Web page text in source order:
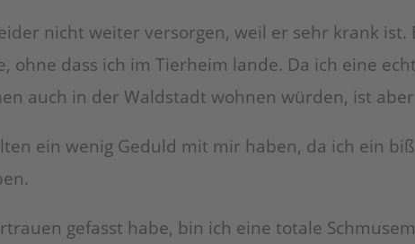
nicht weiter versorgen, weil er sehr krank ist.
ohne dass ich im Tierheim lande. Da ich eine
auch in der Waldstadt wohnen würden, ist
ein wenig Geduld mit mir haben, da ich ein
gefasst habe, bin ich eine totale